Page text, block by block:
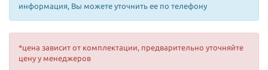
информация, Вы можете уточнить ее по телефону
*цена зависит от комплектации, предварительно уточняйте
цену у менеджеров